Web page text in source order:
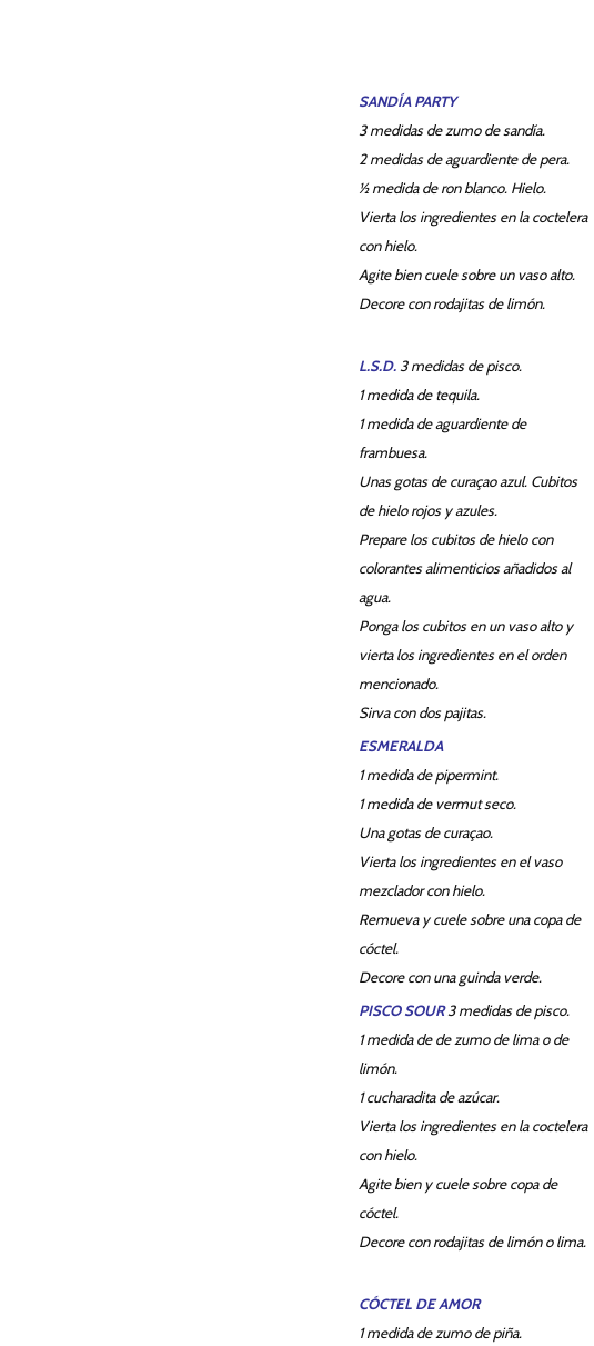
SANDÍA PARTY
3 medidas de zumo de sandía.
2 medidas de aguardiente de pera.
½ medida de ron blanco. Hielo.
Vierta los ingredientes en la coctelera
con hielo.
Agite bien cuele sobre un vaso alto.
Decore con rodajitas de limón.
L.S.D. 3 medidas de pisco.
1 medida de tequila.
1 medida de aguardiente de
frambuesa.
Unas gotas de curaçao azul. Cubitos
de hielo rojos y azules.
Prepare los cubitos de hielo con
colorantes alimenticios añadidos al
agua.
Ponga los cubitos en un vaso alto y
vierta los ingredientes en el orden
mencionado.
Sirva con dos pajitas.
ESMERALDA
1 medida de pipermint.
1 medida de vermut seco.
Una gotas de curaçao.
Vierta los ingredientes en el vaso
mezclador con hielo.
Remueva y cuele sobre una copa de
cóctel.
Decore con una guinda verde.
PISCO SOUR3 medidas de pisco.
1 medida de de zumo de lima o de
limón.
1 cucharadita de azúcar.
Vierta los ingredientes en la coctelera
con hielo.
Agite bien y cuele sobre copa de
cóctel.
Decore con rodajitas de limón o lima.
CÓCTEL DE AMOR
1 medida de zumo de piña.